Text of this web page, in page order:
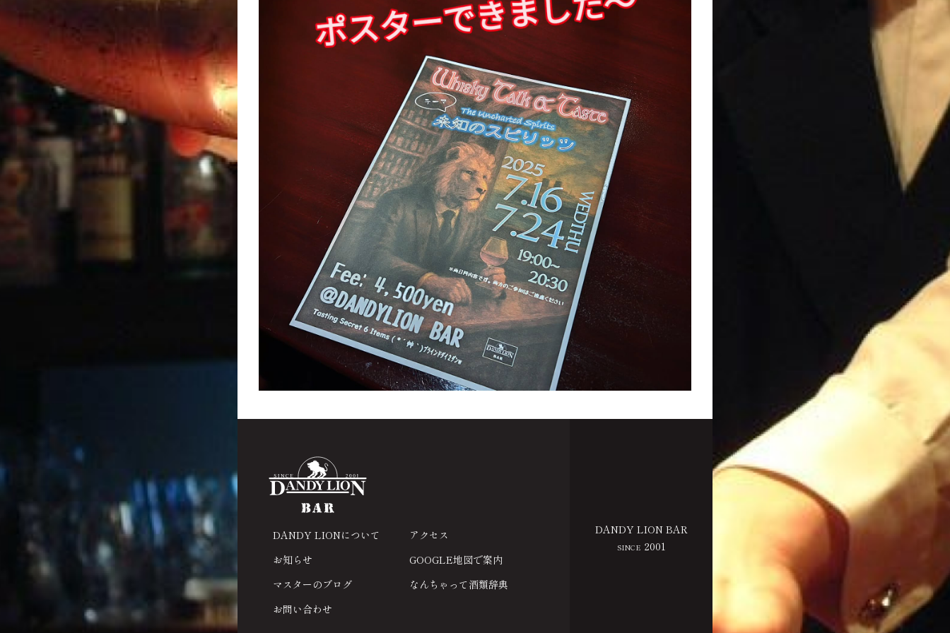
DANDY LIONについて
アクセス
お知らせ
GOOGLE地図で案内
マスターのブログ
なんちゃって酒類辞典
お問い合わせ
DANDY LION BAR
SINCE 2001